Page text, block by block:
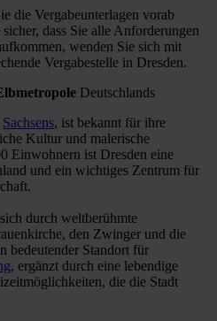
die Vergabeunterlagen vorab
dass Sie alle Anforderungen
wenden Sie sich mit
Vergabestelle in Dresden.
Deutschlands
Sachsens, ist bekannt für ihre
Kultur und malerische
Einwohnern ist Dresden eine
und ein wichtiges Zentrum für
durch weltberühmte
den Zwinger und die
bedeutender Standort für
, ergänzt durch eine lebendige
die die Stadt